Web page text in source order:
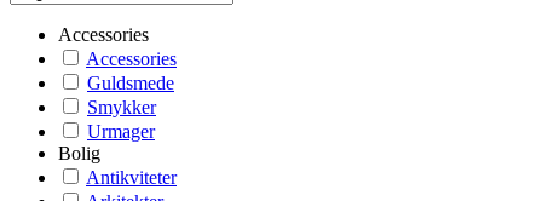
Accessories
Accessories
Guldsmede
Smykker
Urmager
Bolig
Antikviteter